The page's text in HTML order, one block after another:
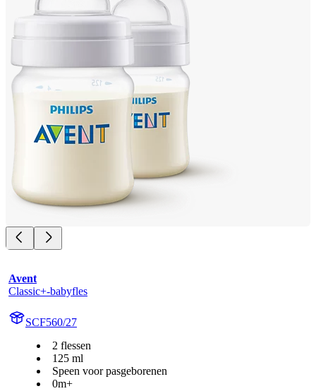
Avent
Classic+-babyfles
SCF560/27
2 flessen
125 ml
Speen voor pasgeborenen
0m+